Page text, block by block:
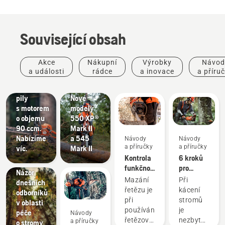
Související obsah
Akce
a události
Nákupní
rádce
Výrobky
a inovace
a
Výrobky
a inovace
Nové
pily
s motorem
o objemu
90 ccm.
Nabízíme
víc.
Příběhy
a inspirace
Husqvarna
Tree
Talks:
Názor
dnešních
odborníků
v oblasti
péče
o stromy
Výrobky
a inovace
Nové
modely
550 XP®
Mark II
a 545
Mark II
Návody
a příručky
Návody
a příručky
Kontrola
funkčnosti
mazání
řetězu na
řetězové
pile
Mazání
řetězu je
při
používání
řetězové
Návody
a příručky
6 kroků
pro
úspěšné
kácení
stromů
Při
kácení
stromů
je
nezbytné
Péče
o zeleň
Nástroje
na péči
o zeleň,